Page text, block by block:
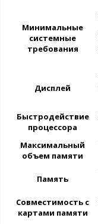
Минимальные
системные
требования
Дисплей
Быстродействие
процессора
Максимальный
объем памяти
Память
Совместимость с
картами памяти